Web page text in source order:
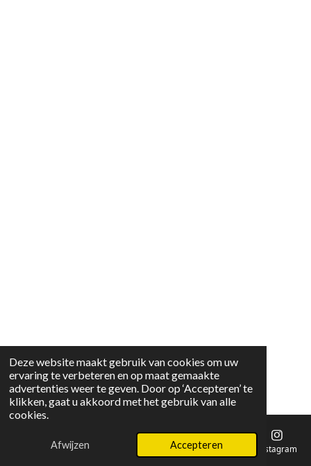
Deze website maakt gebruik van cookies om uw
ervaring te verbeteren en op maat gemaakte
advertenties weer te geven. Door op ‘Accepteren’ te
klikken, gaat u akkoord met het gebruik van alle
cookies.
Afwijzen Accepteren
E-mailadres Instagram